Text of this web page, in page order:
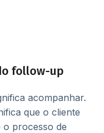
follow-up
acompanhar.
que o cliente
o processo de